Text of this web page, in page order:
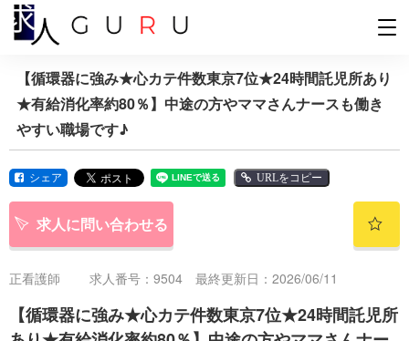
【循環器に強み★心カテ件数東京7位★24時間託児所あり
★有給消化率約80％】中途の方やママさんナースも働き
やすい職場です♪
シェア URLをコピー
求人に問い合わせる
正看護師 求人番号：9504 最終更新日：2026/06/11
【循環器に強み★心カテ件数東京7位★24時間託児所